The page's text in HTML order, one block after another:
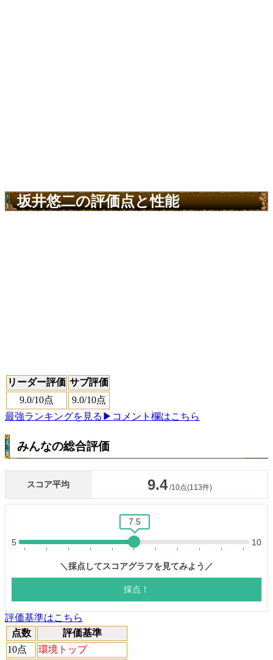
坂井悠二の評価点と性能
リーダー評価 サブ評価
9.0/10点 9.0/10点
最強ランキングを見る ▶コメント欄はこちら
みんなの総合評価
評価基準はこちら
点数
評価基準
10点
環境トップ